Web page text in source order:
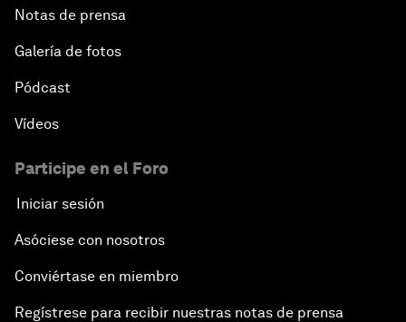
Notas de prensa
Galería de fotos
Pódcast
Vídeos
Participe en el Foro
Iniciar sesión
Asóciese con nosotros
Conviértase en miembro
Regístrese para recibir nuestras notas de prensa